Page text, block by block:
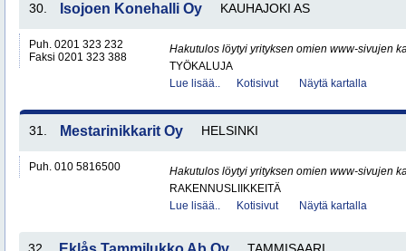
30. Isojoen Konehalli Oy KAUHAJOKI AS
Puh. 0201 323 232
Faksi 0201 323 388
Hakutulos löytyi yrityksen omien www-sivujen
TYÖKALUJA
Lue lisää..
Kotisivut Näytä kartalla
31. Mestarinikkarit Oy HELSINKI
Puh. 010 5816500
Hakutulos löytyi yrityksen omien www-sivujen
RAKENNUSLIIKKEITÄ
Lue lisää..
Kotisivut Näytä kartalla